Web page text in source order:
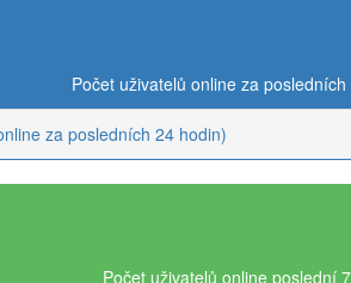
Počet uživatelů online za
za posledních 24 hodin)
Počet uživatelů online poslední